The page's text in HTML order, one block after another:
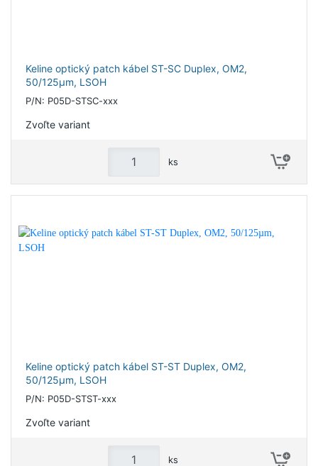
Keline optický patch kábel ST-SC Duplex, OM2,
50/125µm, LSOH
P/N: P05D-STSC-xxx
Zvoľte variant
ks
Keline optický patch kábel ST-ST Duplex, OM2,
50/125µm, LSOH
P/N: P05D-STST-xxx
Zvoľte variant
ks